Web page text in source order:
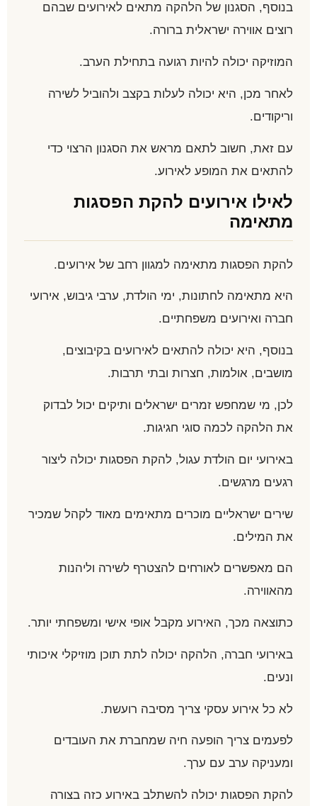
בנוסף, הסגנון של הלהקה מתאים לאירועים שבהם
רוצים אווירה ישראלית ברורה.
המוזיקה יכולה להיות רגועה בתחילת הערב.
לאחר מכן, היא יכולה לעלות בקצב ולהוביל לשירה
וריקודים.
עם זאת, חשוב לתאם מראש את הסגנון הרצוי כדי
להתאים את המופע לאירוע.
לאילו אירועים להקת הפסגות
מתאימה
להקת הפסגות מתאימה למגוון רחב של אירועים.
היא מתאימה לחתונות, ימי הולדת, ערבי גיבוש, אירועי
חברה ואירועים משפחתיים.
בנוסף, היא יכולה להתאים לאירועים בקיבוצים,
מושבים, אולמות, חצרות ובתי תרבות.
לכן, מי שמחפש זמרים ישראלים ותיקים יכול לבדוק
את הלהקה לכמה סוגי חגיגות.
באירועי יום הולדת עגול, להקת הפסגות יכולה ליצור
רגעים מרגשים.
שירים ישראליים מוכרים מתאימים מאוד לקהל שמכיר
את המילים.
הם מאפשרים לאורחים להצטרף לשירה וליהנות
מהאווירה.
כתוצאה מכך, האירוע מקבל אופי אישי ומשפחתי יותר.
באירועי חברה, הלהקה יכולה לתת תוכן מוזיקלי איכותי
ונעים.
לא כל אירוע עסקי צריך מסיבה רועשת.
לפעמים צריך הופעה חיה שמחברת את העובדים
ומעניקה ערב עם ערך.
להקת הפסגות יכולה להשתלב באירוע כזה בצורה